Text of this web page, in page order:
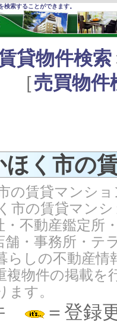
検索することができます。
貸物件検索
売買物件
ほく市の
の賃貸マンシ
市の賃貸マン
・不動産鑑定所
舗・事務所・
らしの不動産
複物件の掲載
す。
＝登録